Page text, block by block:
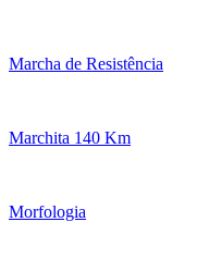
Marcha de Resistência
Marchita 140 Km
Morfologia